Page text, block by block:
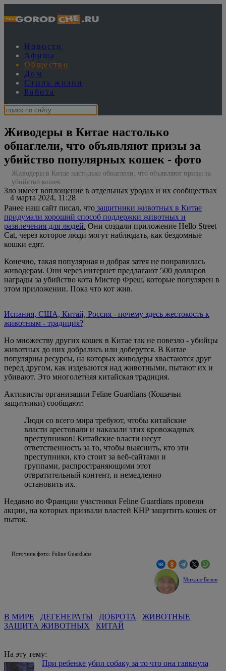
Новости
Афиша
Общество
Дом
Стиль жизни
Работа
Живодеры в Китае настолько
обнаглели, что объявляют призы за
убийство популярных кошек - фото
Живодеры в Китае настолько обнаглели, что объявляют призы за
убийство кошек
4 марта 2024, 11:28
Зло имеет воплощение в отдельных уродах и их сообществах
Ранее наш сайт писал, что защитники животных в Китае
придумали хороший способ поддержки животных и
развлечения для людей. Они создали приложение Hello Street
Cat, через которое люди могут наблюдать, как бездомные
кошки едят.
Конечно, такая популярная и добрая затея не понравилась
живодерам. Они через интернет предлагают 500 долларов
награды за убийство кота Мистер Фреш, которые популярен в
этом приложении. Пока что кот жив.
Испания, США, Китай, Россия - почему здесь жестокость к
животным - традиция?
Но множеству других кошек в Китае так не повезло - убийцы
животных до них добрались или доберутся. В Китае
популярны ресурсы, на которых живодеры хвастаются друг
перед другом, как издеваются над животными, пытают их и
убивают. Это многолетняя китайская традиция.
Активисты организации Feline Guardians (Кошачьи
защитники) сообщают:
Люди со всего мира требуют, чтобы китайские
власти арестовали и наказали этих кровожадных
преступников! Китайские власти несут
ответственность за то, чтобы выяснить, кто эти
преступники, кто стоит за веб-сайтами и
группами, распространяющими этот
отвратительный контент, и немедленно
остановить их.
Недавно во Франции участники Feline Guardians провели
акции, на которых призвали властей КНР защитить кошек от
пыток.
Источник фото: Feline Guardians
Михаил Белов
В МИРЕ ДЕГЕНЕРАТЫ ДОБРОТА
ЖИВОТНЫЕ
ЗАЩИТА ЖИВОТНЫХ
КИТАЙ
На эту тему:
При ребенке убил собаку за то что она гавкнула